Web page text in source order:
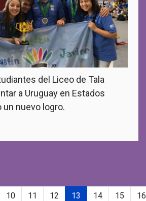
del Liceo de Tala
a Uruguay en Estados
un nuevo logro.
10 11 12 13 14 15 16